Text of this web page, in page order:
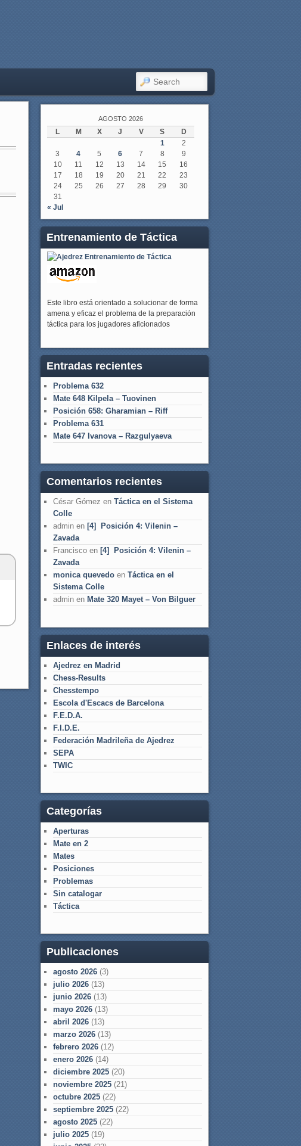
SEARCH
AGOSTO 2026
L M X J V S
D
1
2
3
4 5 6 7 8
9
10
11 12 13 14 15
16
17
18 19 20 21 22
23
24
25 26 27 28 29
30
31
« Jul
Entrenamiento de Táctica
Este libro está orientado a solucionar de forma
amena y eficaz el problema de la preparación
táctica para los jugadores aficionados
Entradas recientes
Problema 632
Mate 648 Kilpela – Tuovinen
Posición 658: Gharamian – Riff
Problema 631
Mate 647 Ivanova – Razgulyaeva
Comentarios recientes
César Gómez en Táctica en el Sistema
Colle
admin en [4] Posición 4: Vilenin –
Zavada
Francisco en [4] Posición 4: Vilenin –
Zavada
monica quevedo en Táctica en el
Sistema Colle
admin en Mate 320 Mayet – Von Bilguer
Enlaces de interés
Ajedrez en Madrid
Chess-Results
Chesstempo
Escola d'Escacs de Barcelona
F.E.D.A.
F.I.D.E.
Federación Madrileña de Ajedrez
SEPA
TWIC
Categorías
Aperturas
Mate en 2
Mates
Posiciones
Problemas
Sin catalogar
Táctica
Publicaciones
agosto 2026 (3)
julio 2026 (13)
junio 2026 (13)
mayo 2026 (13)
abril 2026 (13)
marzo 2026 (13)
febrero 2026 (12)
enero 2026 (14)
diciembre 2025 (20)
noviembre 2025 (21)
octubre 2025 (22)
septiembre 2025 (22)
agosto 2025 (22)
julio 2025 (19)